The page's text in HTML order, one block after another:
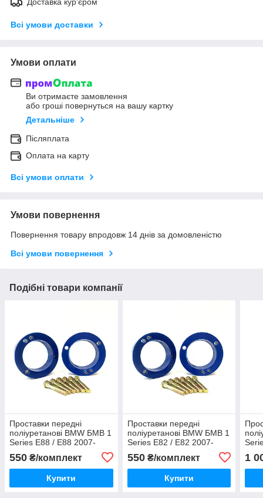
Всі умови доставки
Умови оплати
Ви отримаєте замовлення
або гроші повернуться на вашу картку
Детальніше
Післяплата
Оплата на карту
Всі умови оплати
Умови повернення
Повернення товару впродовж 14 днів за домовленістю
Всі умови повернення
Подібні товари компанії
Проставки передні
поліуретанові BMW БМВ 1
Series E88 / Е88 2007-
550 ₴/комплект
Купити
Проставки передні
поліуретанові BMW БМВ 1
Series E82 / Е82 2007-
550₴/комплект
Купити
1